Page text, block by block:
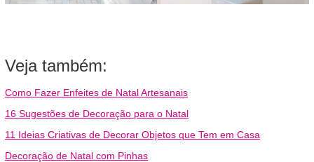
Veja também:
Como Fazer Enfeites de Natal Artesanais
16 Sugestões de Decoração para o Natal
11 Ideias Criativas de Decorar Objetos que Tem em Casa
Decoração de Natal com Pinhas